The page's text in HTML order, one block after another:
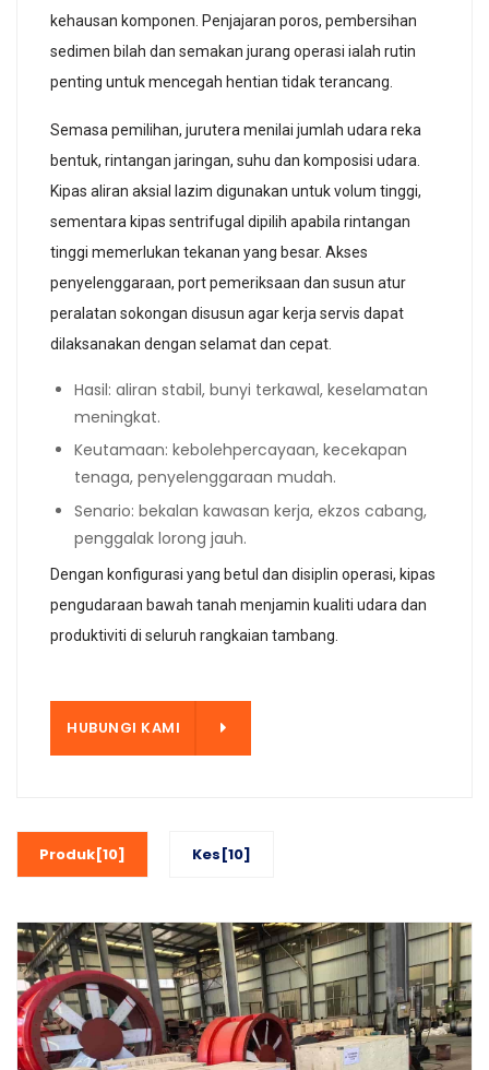
kehausan komponen. Penjajaran poros, pembersihan
sedimen bilah dan semakan jurang operasi ialah rutin
penting untuk mencegah hentian tidak terancang.
Semasa pemilihan, jurutera menilai jumlah udara reka
bentuk, rintangan jaringan, suhu dan komposisi udara.
Kipas aliran aksial lazim digunakan untuk volum tinggi,
sementara kipas sentrifugal dipilih apabila rintangan
tinggi memerlukan tekanan yang besar. Akses
penyelenggaraan, port pemeriksaan dan susun atur
peralatan sokongan disusun agar kerja servis dapat
dilaksanakan dengan selamat dan cepat.
Hasil: aliran stabil, bunyi terkawal, keselamatan
meningkat.
Keutamaan: kebolehpercayaan, kecekapan
tenaga, penyelenggaraan mudah.
Senario: bekalan kawasan kerja, ekzos cabang,
penggalak lorong jauh.
Dengan konfigurasi yang betul dan disiplin operasi, kipas
pengudaraan bawah tanah menjamin kualiti udara dan
produktiviti di seluruh rangkaian tambang.
HUBUNGI KAMI
Produk[10] Kes[10]